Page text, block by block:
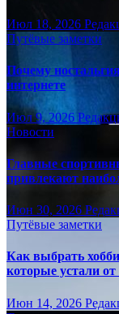
Июл 18, 2026
Путёвые заметки
Почему
интернете
Июл 9, 2026
Новости
Главные
привлекают
Июн 30, 2026
Путёвые заметки
Как выбрать
которые устали от
Июн 14, 2026